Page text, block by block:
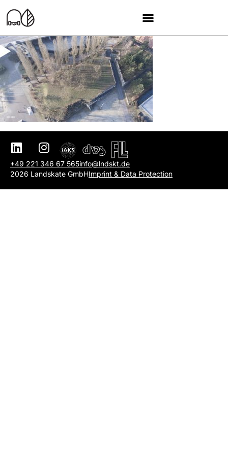
+49 221 346 67 565info@lndskt.de
2026 Landskate GmbHImprint & Data Protection